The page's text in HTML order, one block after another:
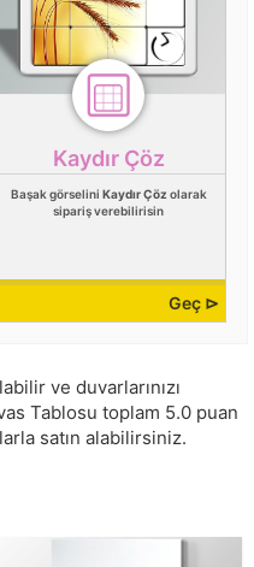
Kaydır Çöz
Başak görselini Kaydır Çöz olarak
sipariş verebilirisin
Geç ⊳
ve duvarlarınızı
Tablosu toplam 5.0 puan
satın alabilirsiniz.